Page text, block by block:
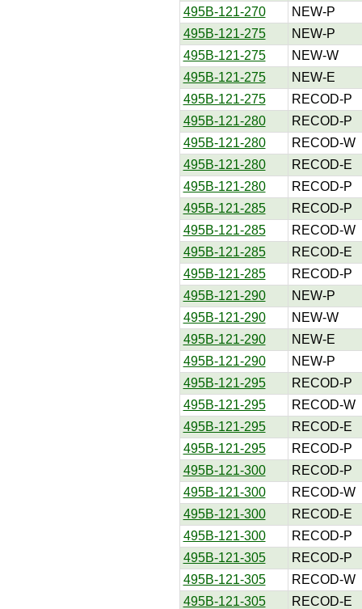
495B-121-270
NEW-P
495B-121-275
NEW-P
495B-121-275
NEW-W
495B-121-275
NEW-E
495B-121-275
RECOD-P
495B-121-280
RECOD-P
495B-121-280
RECOD-W
495B-121-280
RECOD-E
495B-121-280
RECOD-P
495B-121-285
RECOD-P
495B-121-285
RECOD-W
495B-121-285
RECOD-E
495B-121-285
RECOD-P
495B-121-290
NEW-P
495B-121-290
NEW-W
495B-121-290
NEW-E
495B-121-290
NEW-P
495B-121-295
RECOD-P
495B-121-295
RECOD-W
495B-121-295
RECOD-E
495B-121-295
RECOD-P
495B-121-300
RECOD-P
495B-121-300
RECOD-W
495B-121-300
RECOD-E
495B-121-300
RECOD-P
495B-121-305
RECOD-P
495B-121-305
RECOD-W
495B-121-305
RECOD-E